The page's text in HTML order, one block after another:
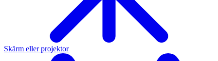
Skärm eller projektor